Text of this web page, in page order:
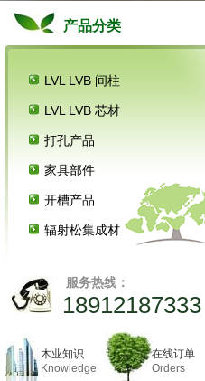
产品分类
LVL LVB 间柱
LVL LVB 芯材
打孔产品
家具部件
开槽产品
辐射松集成材
服务热线：
18912187333
木业知识
Knowledge
在线订单
Orders